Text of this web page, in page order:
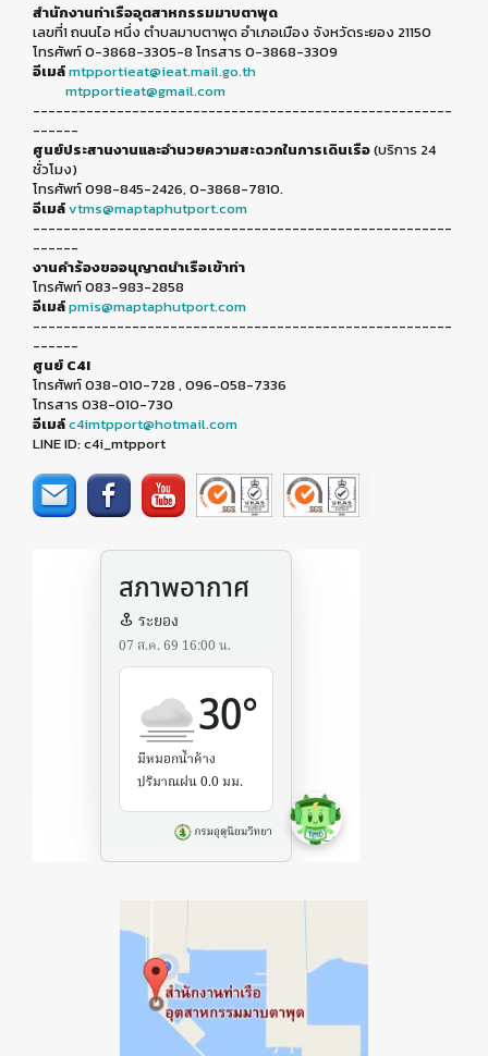
สำนักงานท่าเรืออุตสาหกรรมมาบตาพุด
เลขที่1 ถนนไอ หนึ่ง ตำบลมาบตาพุด อำเภอเมือง จังหวัดระยอง 21150
โทรศัพท์ 0-3868-3305-8 โทรสาร 0-3868-3309
อีเมล์mtpportieat@ieat.mail.go.th
mtpportieat@gmail.com
-------------------------------------------------------
------
ศูนย์ประสานงานและอำนวยความสะดวกในการเดินเรือ(บริการ 24
ชั่วโมง)
โทรศัพท์ 098-845-2426, 0-3868-7810.
อีเมล์vtms@maptaphutport.com
-------------------------------------------------------
------
งานคำร้องขออนุญาตนำเรือเข้าท่า
โทรศัพท์ 083-983-2858
อีเมล์pmis@maptaphutport.com
-------------------------------------------------------
------
ศูนย์ C4I
โทรศัพท์ 038-010-728 , 096-058-7336
โทรสาร 038-010-730
อีเมล์c4imtpport@hotmail.com
LINE ID: c4i_mtpport